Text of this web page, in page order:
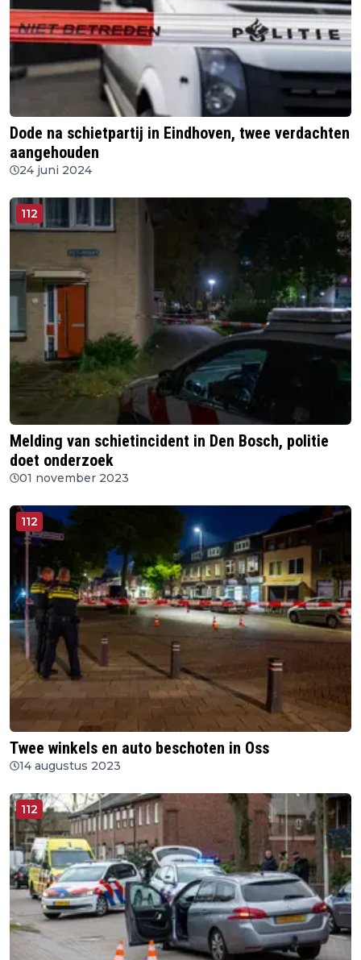
Dode na schietpartij in Eindhoven, twee verdachten
aangehouden
24 juni 2024
112
Melding van schietincident in Den Bosch, politie
doet onderzoek
01 november 2023
112
Twee winkels en auto beschoten in Oss
14 augustus 2023
112